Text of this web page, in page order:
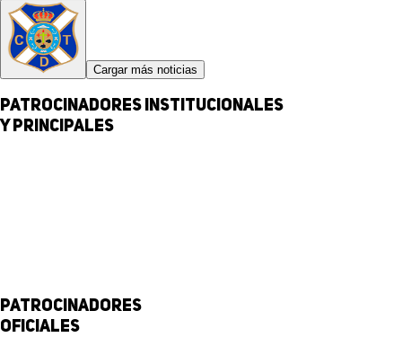
Cargar más noticias
Patrocinadores institucionales
y principales
Patrocinadores
Oficiales